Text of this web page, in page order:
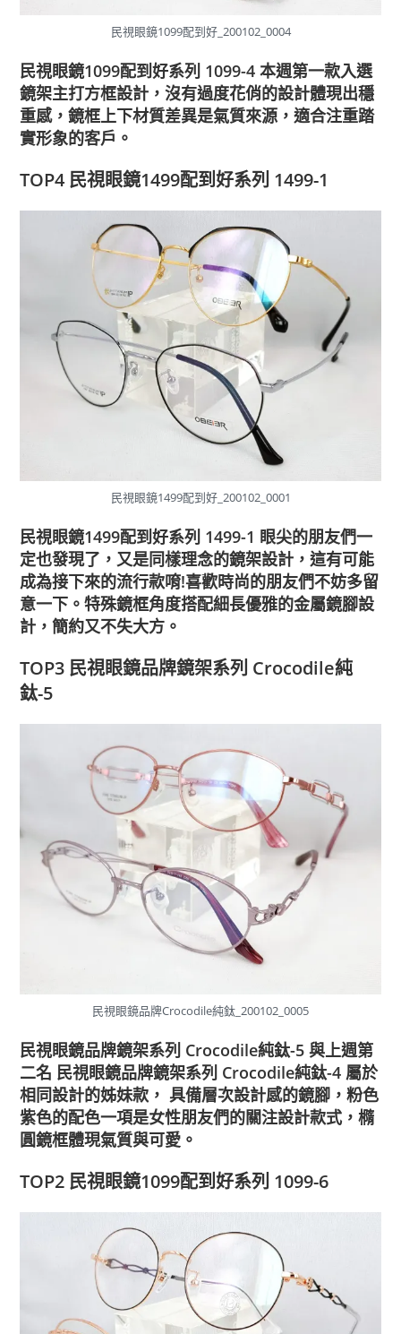
民視眼鏡1099配到好_200102_0004
民視眼鏡1099配到好系列 1099-4 本週第一款入選
鏡架主打方框設計，沒有過度花俏的設計體現出穩
重感，鏡框上下材質差異是氣質來源，適合注重踏
實形象的客戶。
TOP4 民視眼鏡1499配到好系列 1499-1
民視眼鏡1499配到好_200102_0001
民視眼鏡1499配到好系列 1499-1 眼尖的朋友們一
定也發現了，又是同樣理念的鏡架設計，這有可能
成為接下來的流行款唷!喜歡時尚的朋友們不妨多留
意一下。特殊鏡框角度搭配細長優雅的金屬鏡腳設
計，簡約又不失大方。
TOP3 民視眼鏡品牌鏡架系列 Crocodile純
鈦-5
民視眼鏡品牌Crocodile純鈦_200102_0005
民視眼鏡品牌鏡架系列 Crocodile純鈦-5 與上週第
二名 民視眼鏡品牌鏡架系列 Crocodile純鈦-4 屬於
相同設計的姊妹款， 具備層次設計感的鏡腳，粉色
紫色的配色一項是女性朋友們的關注設計款式，橢
圓鏡框體現氣質與可愛。
TOP2 民視眼鏡1099配到好系列 1099-6